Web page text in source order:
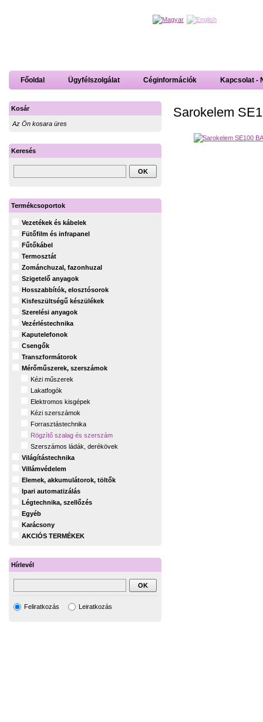
Főoldal Ügyfélszolgálat Céginformációk Kapcsolat -
Sarokelem
Kosár
Az Ön kosara üres
Keresés
Termékcsoportok
Vezetékek és kábelek
Fütőfilm és infrapanel
Fűtőkábel
Termosztát
Zománchuzal, fazonhuzal
Szigetelő anyagok
Hosszabbítók, elosztósorok
Kisfeszültségű készülékek
Szerelési anyagok
Vezérléstechnika
Kaputelefonok
Csengők
Transzformátorok
Mérőműszerek, szerszámok
Kézi műszerek
Lakatfogók
Elektromos kisgépek
Kézi szerszámok
Forrasztástechnika
Rögzítő szalag és szerszám
Szerszámos ládák, derékövek
Világítástechnika
Villámvédelem
Elemek, akkumulátorok, töltők
Ipari automatizálás
Légtechnika, szellőzés
Egyéb
Karácsony
AKCIÓS TERMÉKEK
Hírlevél
Feliratkozás Leiratkozás